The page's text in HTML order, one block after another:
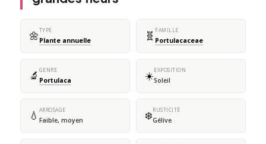
🌼TYPE
Plante annuelle 🧬 FAMILLE
Portulacaceae
🔬 GENRE
Portulaca ☀️EXPOSITION
Soleil
💧 ARROSAGE
Faible, moyen ❄️RUSTICITÉ
Gélive